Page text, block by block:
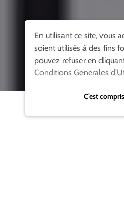
En utilisant ce site, vous
soient utilisés à des fins
pouvez refuser en
Conditions Générales
C’est